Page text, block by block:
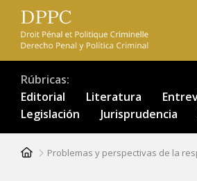
Pasar
contenido
principal
Rúbricas
Editorial
Literatura
Legislación
Jurisprudencia
Ruta
de
Problemas y perspectivas de la